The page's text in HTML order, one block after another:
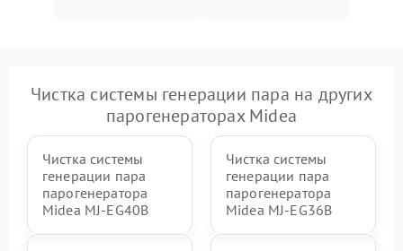
Чистка системы генерации пара на других
парогенераторах Midea
Чистка системы
генерации пара
парогенератора
Midea MJ-EG40B
Чистка системы
генерации пара
парогенератора
Midea MJ-EG36B